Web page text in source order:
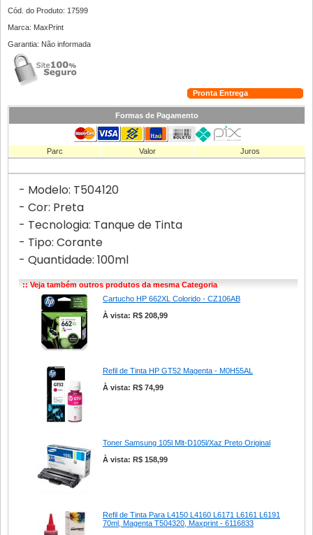
Cód. do Produto: 17599
Marca: MaxPrint
Garantia: Não informada
Pronta Entrega
Formas de Pagamento
Parc Valor Juros
- Modelo: T504120
- Cor: Preta
- Tecnologia: Tanque de Tinta
- Tipo: Corante
- Quantidade: 100ml
:: Veja também outros produtos da mesma Categoria
Cartucho HP 662XL Colorido - CZ106AB
À vista: R$ 208,99
Refil de Tinta HP GT52 Magenta - M0H55AL
À vista: R$ 74,99
Toner Samsung 105l Mlt-D105l/Xaz Preto Original
À vista: R$ 158,99
Refil de Tinta Para L4150 L4160 L6171 L6161 L6191
70ml, Magenta T504320, Maxprint - 6116833